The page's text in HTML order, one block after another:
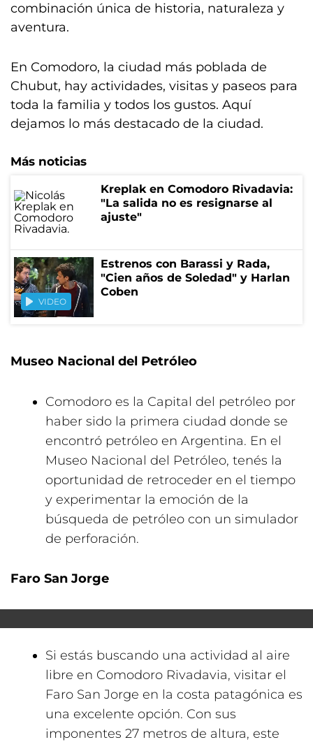
combinación única de historia, naturaleza y
aventura.
En Comodoro, la ciudad más poblada de
Chubut, hay actividades, visitas y paseos para
toda la familia y todos los gustos. Aquí
dejamos lo más destacado de la ciudad.
Más noticias
Kreplak en Comodoro Rivadavia:
"La salida no es resignarse al
ajuste"
VIDEO
Estrenos con Barassi y Rada,
"Cien años de Soledad" y Harlan
Coben
Museo Nacional del Petróleo
Comodoro es la Capital del petróleo por
haber sido la primera ciudad donde se
encontró petróleo en Argentina. En el
Museo Nacional del Petróleo, tenés la
oportunidad de retroceder en el tiempo
y experimentar la emoción de la
búsqueda de petróleo con un simulador
de perforación.
Faro San Jorge
Si estás buscando una actividad al aire
libre en Comodoro Rivadavia, visitar el
Faro San Jorge en la costa patagónica es
una excelente opción. Con sus
imponentes 27 metros de altura, este